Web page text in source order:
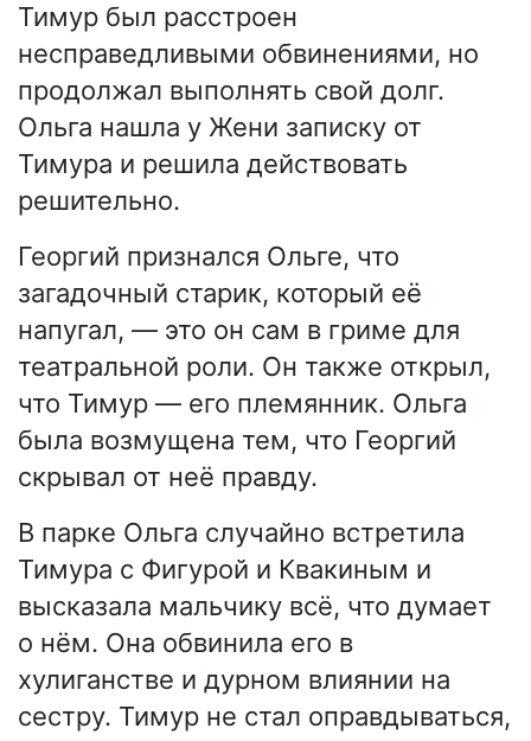
Тимур был расстроен
несправедливыми обвинениями, но
продолжал выполнять свой долг.
Ольга нашла у Жени записку от
Тимура и решила действовать
решительно.
Георгий признался Ольге, что
загадочный старик, который её
напугал, — это он сам в гриме для
театральной роли. Он также открыл,
что Тимур — его племянник. Ольга
была возмущена тем, что Георгий
скрывал от неё правду.
В парке Ольга случайно встретила
Тимура с Фигурой и Квакиным и
высказала мальчику всё, что думает
о нём. Она обвинила его в
хулиганстве и дурном влиянии на
сестру. Тимур не стал оправдываться,